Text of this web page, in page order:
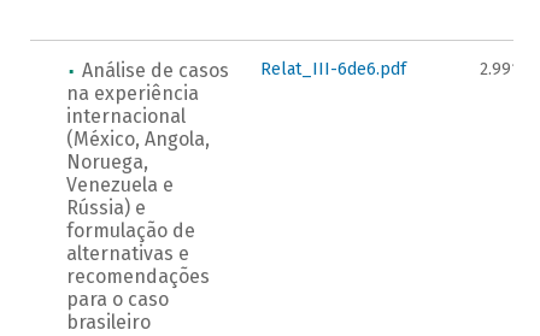
Análise de casos
na experiência
internacional
(México, Angola,
Noruega,
Venezuela e
Rússia) e
formulação de
alternativas e
recomendações
para o caso
brasileiro
Relat_III-6de6.pdf 2.991KB